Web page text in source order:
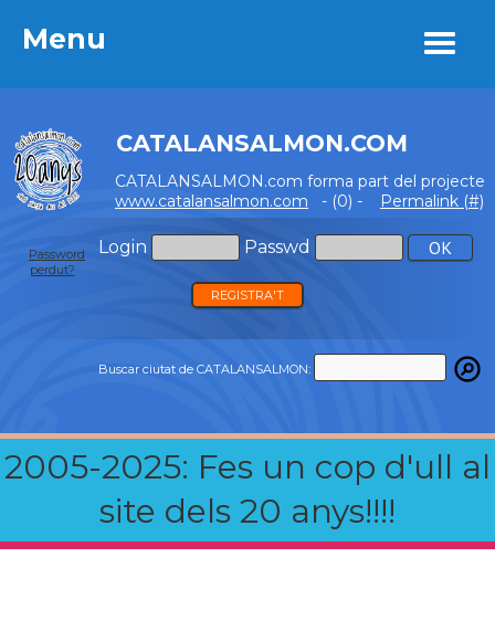
Menu
CATALANSALMON.COM
CATALANSALMON.com forma part del projecte
www.catalansalmon.com - (0) - Permalink (#)
Login Passwd
Password
perdut?
REGISTRA'T
Buscar ciutat de CATALANSALMON:
2005-2025: Fes un cop d'ull al
site dels 20 anys!!!!
Menu